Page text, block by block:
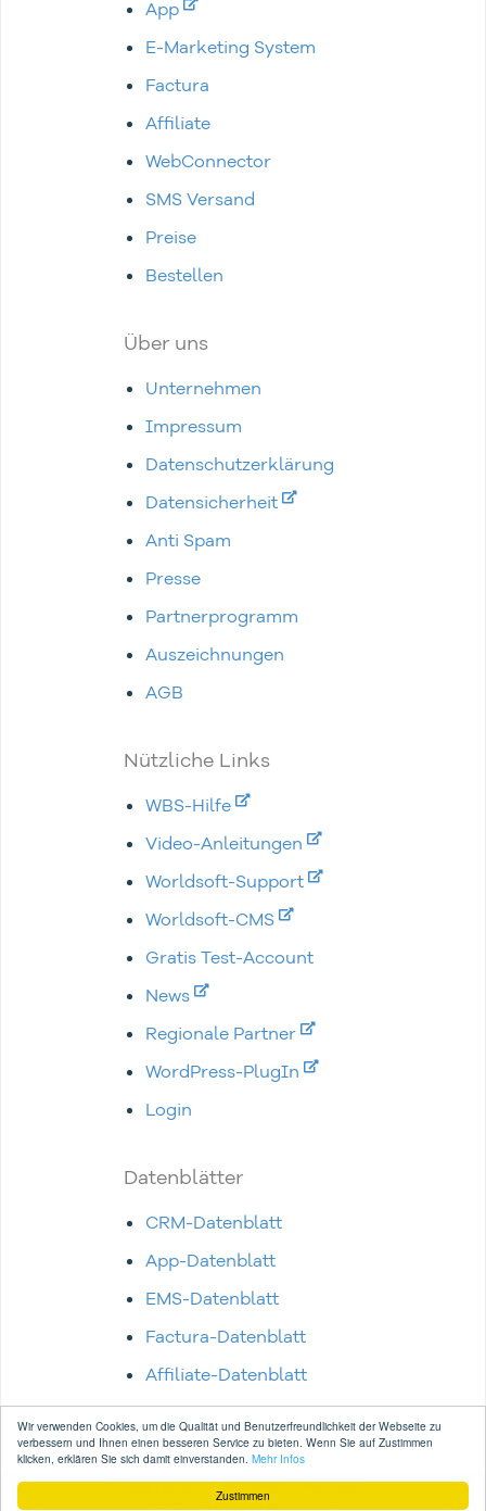
Zustimmen
Wir verwenden Cookies, um die Qualität und Benutzerfreundlichkeit der Webseite zu
verbessern und Ihnen einen besseren Service zu bieten. Wenn Sie auf Zustimmen
klicken, erklären Sie sich damit einverstanden. Mehr Infos
App
E-Marketing System
Factura
Affiliate
WebConnector
SMS Versand
Preise
Bestellen
Über uns
Unternehmen
Impressum
Datenschutzerklärung
Datensicherheit
Anti Spam
Presse
Partnerprogramm
Auszeichnungen
AGB
Nützliche Links
WBS-Hilfe
Video-Anleitungen
Worldsoft-Support
Worldsoft-CMS
Gratis Test-Account
News
Regionale Partner
WordPress-PlugIn
Login
Datenblätter
CRM-Datenblatt
App-Datenblatt
EMS-Datenblatt
Factura-Datenblatt
Affiliate-Datenblatt
CopyrightbyWorldsoft AG2000 -